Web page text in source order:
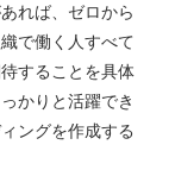
れば、ゼロから
で働く人すべて
することを具体
かりと活躍でき
ングを作成する